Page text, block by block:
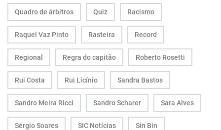
Quadro de árbitros Quiz Racismo
Raquel Vaz Pinto Rasteira Record
Regional Regra do capitão Roberto Rosetti
Rui Costa Rui Licínio Sandra Bastos
Sandro Meira Ricci Sandro Scharer Sara Alves
Sérgio Soares SIC Notícias Sin Bin